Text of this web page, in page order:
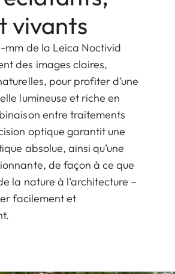
vivants
mm de la Leica Noctivid
des images claires,
pour profiter d’une
lumineuse et riche en
entre traitements
optique garantit une
absolue, ainsi qu’une
de façon à ce que
la nature à l‘architecture –
facilement et